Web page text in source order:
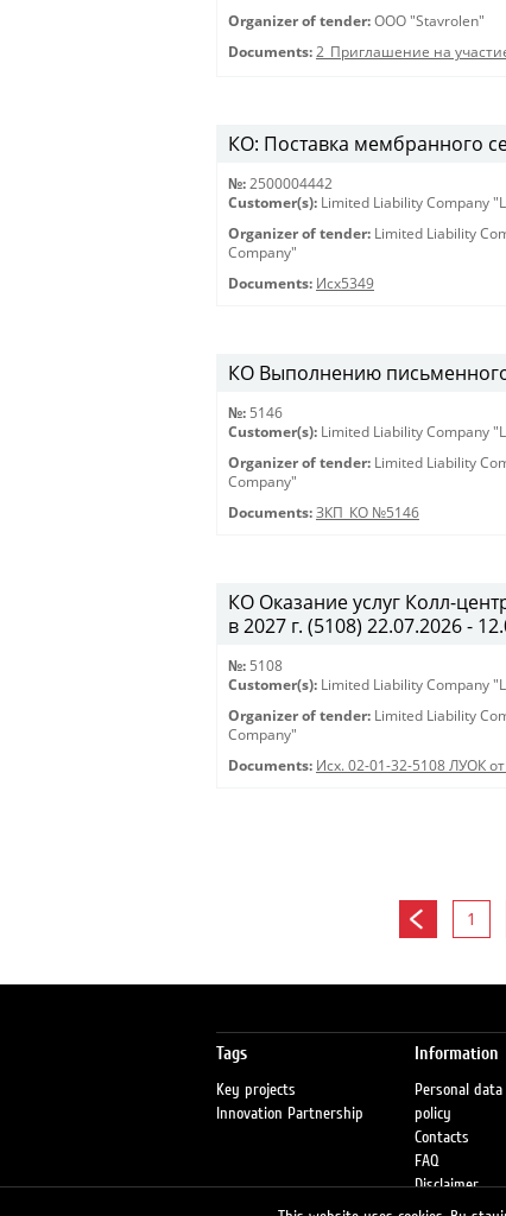
Organizer of tender: OOO "Stavrolen"
Documents: 2_Приглашение на
КО: Поставка мембранного
№: 2500004442
Customer(s): Limited Liability Company
Organizer of tender: Limited Liability
Company"
Documents: Исх5349
КО Выполнению письменного
№: 5146
Customer(s): Limited Liability Company
Organizer of tender: Limited Liability
Company"
Documents: ЗКП_КО №5146
КО Оказание услуг Колл-
в 2027 г. (5108) 22.07.2026 -
№: 5108
Customer(s): Limited Liability Company
Organizer of tender: Limited Liability
Company"
Documents: Исх. 02-01-32-5108 ЛУОК
1
Tags
Key projects
Innovation Partnership
Information
Personal
policy
Contacts
FAQ
Disclaimer
Petrol stations